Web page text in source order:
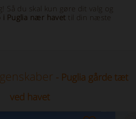
Så du skal kun gøre dit valg og
i Puglia nær havet til din næste
- Puglia gårde tæt
ved havet